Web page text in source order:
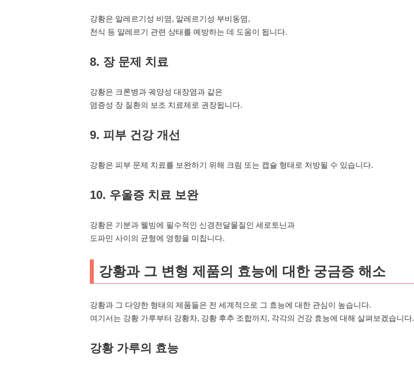
강황은 알레르기성 비염, 알레르기성 부비동염,
천식 등 알레르기 관련 상태를 예방하는 데 도움이 됩니다.
8. 장 문제 치료
강황은 크론병과 궤양성 대장염과 같은
염증성 장 질환의 보조 치료제로 권장됩니다.
9. 피부 건강 개선
강황은 피부 문제 치료를 보완하기 위해 크림 또는 캡슐 형태로 처방될 수 있습니다.
10. 우울증 치료 보완
강황은 기분과 웰빙에 필수적인 신경전달물질인 세로토닌과
도파민 사이의 균형에 영향을 미칩니다.
강황과 그 변형 제품의 효능에 대한 궁금증 해소
강황과 그 다양한 형태의 제품들은 전 세계적으로 그 효능에 대한 관심이 높습니다.
여기서는 강황 가루부터 강황차, 강황 후추 조합까지, 각각의 건강 효능에 대해 살펴보겠습니다.
강황 가루의 효능